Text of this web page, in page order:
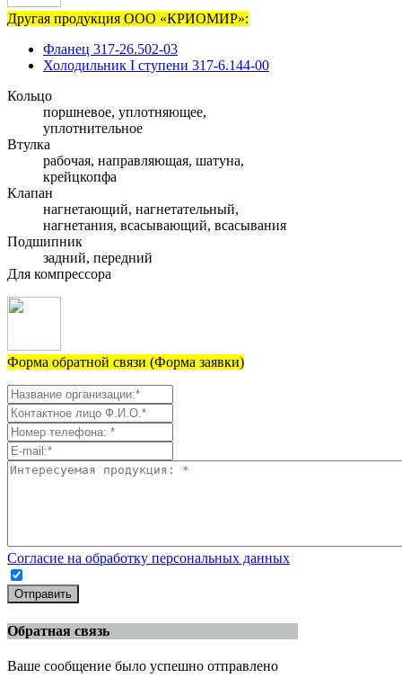
Другая продукция ООО «КРИОМИР»:
Фланец 317-26.502-03
Холодильник I ступени 317-6.144-00
Кольцо
поршневое, уплотняющее,
уплотнительное
Втулка
рабочая, направляющая, шатуна,
крейцкопфа
Клапан
нагнетающий, нагнетательный,
нагнетания, всасывающий, всасывания
Подшипник
задний, передний
Для компрессора
Форма обратной связи (Форма заявки)
Согласие на обработку персональных данных
Отправить
Обратная связь
Ваше сообщение было успешно отправлено